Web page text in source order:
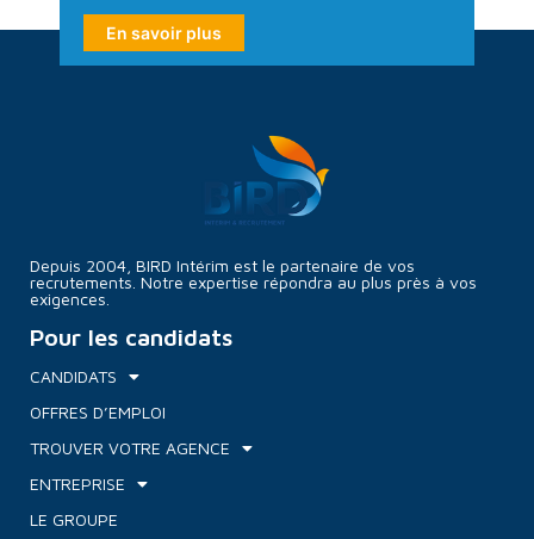
En savoir plus
Depuis 2004, BIRD Intérim est le partenaire de vos
recrutements. Notre expertise répondra au plus près à vos
exigences.
Pour les candidats
CANDIDATS
OFFRES D’EMPLOI
TROUVER VOTRE AGENCE
ENTREPRISE
LE GROUPE